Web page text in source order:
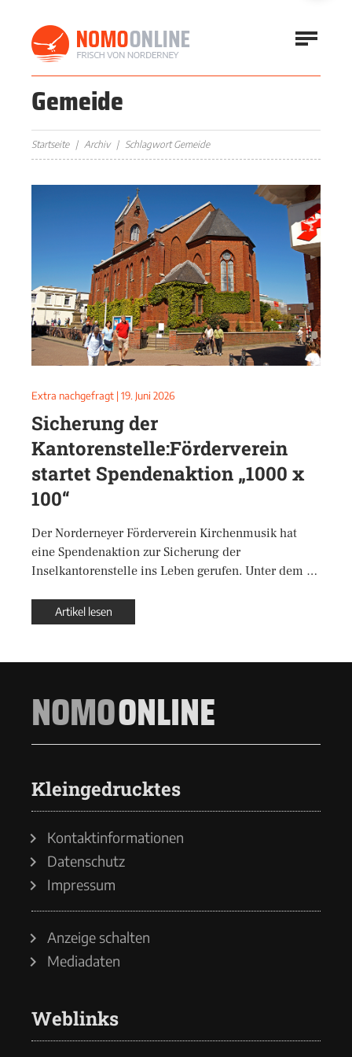
Gemeide
Startseite Archiv Schlagwort Gemeide
Extra nachgefragt | 19. Juni 2026
Sicherung der
Kantorenstelle:Förderverein
startet Spendenaktion „1000 x
100“
Der Norderneyer Förderverein Kirchenmusik hat
eine Spendenaktion zur Sicherung der
Inselkantorenstelle ins Leben gerufen. Unter dem …
Artikel lesen
NOMOONLINE
Kleingedrucktes
Kontaktinformationen
Datenschutz
Impressum
Anzeige schalten
Mediadaten
Weblinks